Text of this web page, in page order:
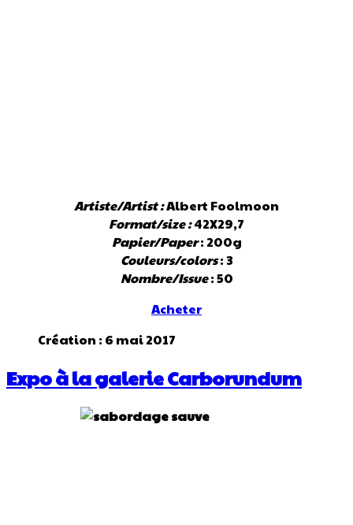
Artiste/Artist :Albert Foolmoon
Format/size :42X29,7
Papier/Paper: 200g
Couleurs/colors: 3
Nombre/Issue: 50
Acheter
Création : 6 mai 2017
Expo à la galerie Carborundum